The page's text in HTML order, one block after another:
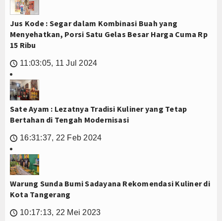
Jus Kode : Segar dalam Kombinasi Buah yang
Menyehatkan, Porsi Satu Gelas Besar Harga Cuma Rp
15 Ribu
🕔 11:03:05, 11 Jul 2024
Sate Ayam : Lezatnya Tradisi Kuliner yang Tetap
Bertahan di Tengah Modernisasi
🕔 16:31:37, 22 Feb 2024
Warung Sunda Bumi Sadayana Rekomendasi Kuliner di
Kota Tangerang
🕔 10:17:13, 22 Mei 2023